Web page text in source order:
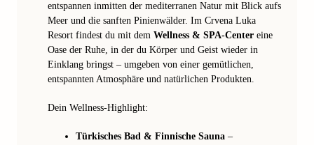
entspannen inmitten der mediterranen Natur mit Blick aufs
Meer und die sanften Pinienwälder. Im Crvena Luka
Resort findest du mit dem Wellness & SPA-Center eine
Oase der Ruhe, in der du Körper und Geist wieder in
Einklang bringst – umgeben von einer gemütlichen,
entspannten Atmosphäre und natürlichen Produkten.
Dein Wellness-Highlight:
Türkisches Bad & Finnische Sauna –